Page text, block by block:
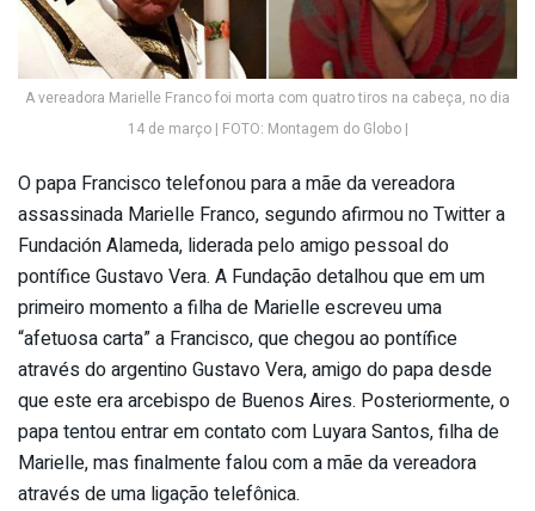
A vereadora Marielle Franco foi morta com quatro tiros na cabeça, no dia
14 de março | FOTO: Montagem do Globo |
O papa Francisco telefonou para a mãe da vereadora
assassinada Marielle Franco, segundo afirmou no Twitter a
Fundación Alameda, liderada pelo amigo pessoal do
pontífice Gustavo Vera. A Fundação detalhou que em um
primeiro momento a filha de Marielle escreveu uma
“afetuosa carta” a Francisco, que chegou ao pontífice
através do argentino Gustavo Vera, amigo do papa desde
que este era arcebispo de Buenos Aires. Posteriormente, o
papa tentou entrar em contato com Luyara Santos, filha de
Marielle, mas finalmente falou com a mãe da vereadora
através de uma ligação telefônica.